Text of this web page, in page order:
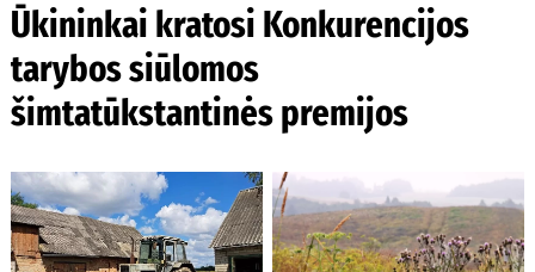
Ūkininkai kratosi Konkurencijos
tarybos siūlomos
šimtatūkstantinės premijos